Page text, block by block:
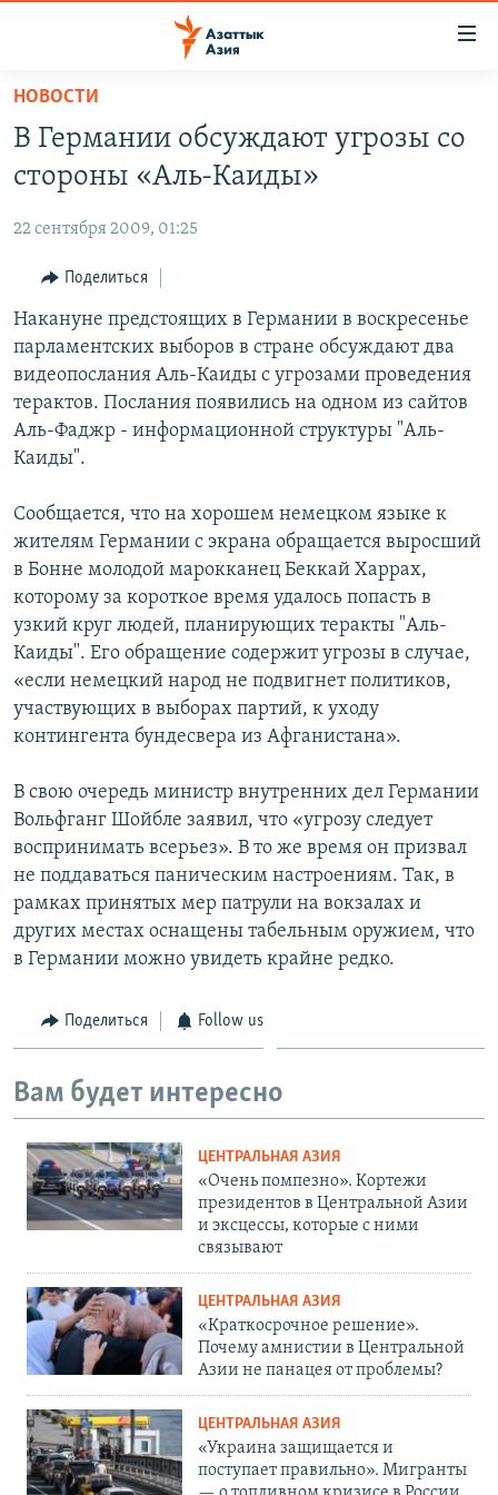
Вернуться
основному
содержанию
Вернутся
навигации
Вернутся
поиску
КАЗАХСТАН
УЗБЕКИСТАН
ТАДЖИКИСТАН
НОВОСТИ
ВОЙНА В УКРАИНЕ
НА ДРУГИХ ЯЗЫКАХ
ҚАЗАҚША
КЫРГЫЗЧА
ТОҶИКӢ
TÜRKMENÇE
Все сайты РСЕ/РС
НОВОСТИ
В Германии обсуждают угрозы со
стороны «Аль-Каиды»
22 сентября 2009, 01:25
Поделиться
Накануне предстоящих в Германии в воскресенье
парламентских выборов в стране обсуждают два
видеопослания Аль-Каиды с угрозами проведения
терактов. Послания появились на одном из сайтов
Аль-Фаджр - информационной структуры "Аль-
Каиды".
Сообщается, что на хорошем немецком языке к
жителям Германии с экрана обращается выросший
в Бонне молодой марокканец Беккай Харрах,
которому за короткое время удалось попасть в
узкий круг людей, планирующих теракты "Аль-
Каиды". Его обращение содержит угрозы в случае,
«если немецкий народ не подвигнет политиков,
участвующих в выборах партий, к уходу
контингента бундесвера из Афганистана».
В свою очередь министр внутренних дел Германии
Вольфганг Шойбле заявил, что «угрозу следует
воспринимать всерьез». В то же время он призвал
не поддаваться паническим настроениям. Так, в
рамках принятых мер патрули на вокзалах и
других местах оснащены табельным оружием, что
в Германии можно увидеть крайне редко.
Поделиться Follow us
Вам будет интересно
ЦЕНТРАЛЬНАЯ АЗИЯ
«Очень помпезно». Кортежи
президентов в Центральной Азии
и эксцессы, которые с ними
связывают
ЦЕНТРАЛЬНАЯ АЗИЯ
«Краткосрочное решение».
Почему амнистии в Центральной
Азии не панацея от проблемы?
ЦЕНТРАЛЬНАЯ АЗИЯ
«Украина защищается и
поступает правильно». Мигранты